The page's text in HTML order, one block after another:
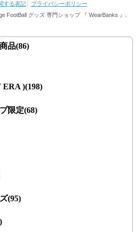
する表記│
プライバシーポリシー
FootBall グッズ 専門ショップ 『 WearBanks 』.
品(86)
ERA )(198)
限定(68)
(95)